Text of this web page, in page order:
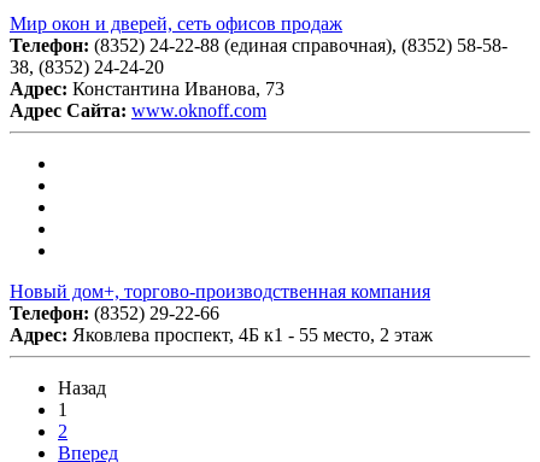
Мир окон и дверей, сеть офисов продаж
Телефон: (8352) 24-22-88 (единая справочная), (8352) 58-58-
38, (8352) 24-24-20
Адрес: Константина Иванова, 73
Адрес Сайта: www.oknoff.com
Новый дом+, торгово-производственная компания
Телефон: (8352) 29-22-66
Адрес: Яковлева проспект, 4Б к1 - 55 место, 2 этаж
Назад
1
2
Вперед